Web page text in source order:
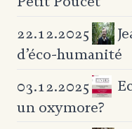
22.12.2025
d’éco-humanité
03.12.2025
un oxymore?